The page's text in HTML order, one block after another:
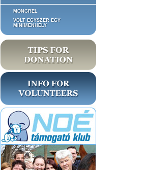
MONGREL
VOLT EGYSZER EGY
MINIMENHELY